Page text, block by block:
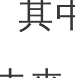
其